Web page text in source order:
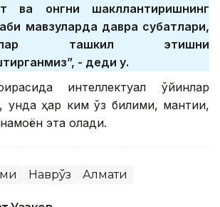
ва онгни шакллантиришнинг
мавзуларда давра суҳбатлари,
ташкил этишни
- деди у.
интеллектуал ўйинлар
унда ҳар ким ўз билими, мантиқи,
эта олади.
Наврўз Алмати